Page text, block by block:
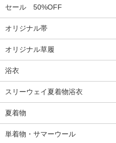
セール 50%OFF
オリジナル帯
オリジナル草履
浴衣
スリーウェイ夏着物浴衣
夏着物
単着物・サマーウール